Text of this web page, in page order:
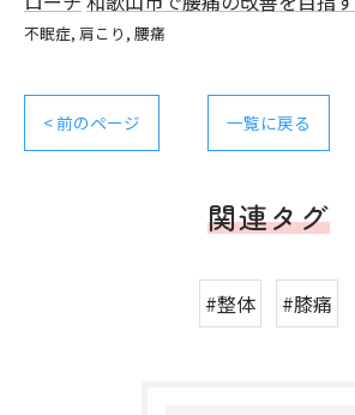
不眠症 肩こり 腰痛
< 前のページ 一覧に戻る
関連タグ
#整体 #膝痛